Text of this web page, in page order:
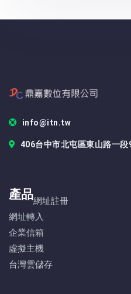
info@itn.tw
406台中市北屯區東山路一
產品網址註冊
網址轉入
企業信箱
虛擬主機
台灣雲儲存